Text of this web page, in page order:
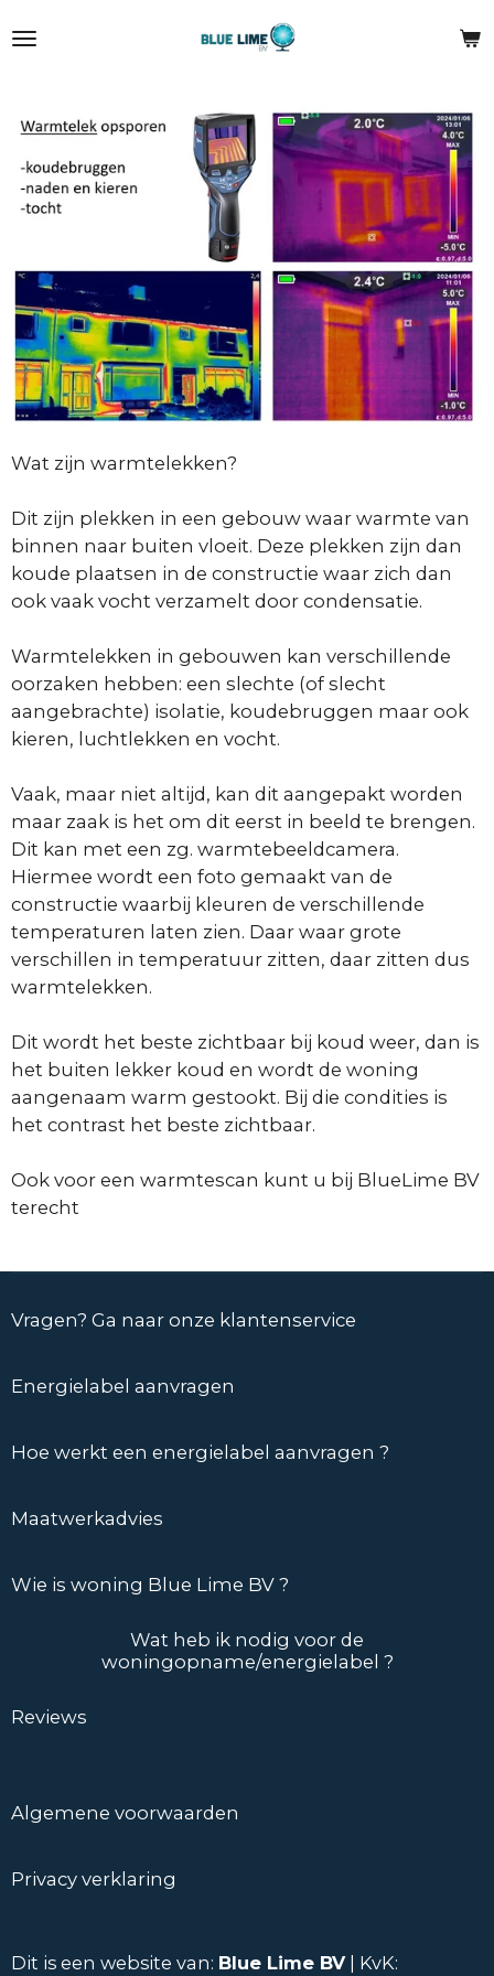
direct
hoofdinhoud
Wat zijn warmtelekken?
Dit zijn plekken in een gebouw waar warmte van
binnen naar buiten vloeit. Deze plekken zijn dan
koude plaatsen in de constructie waar zich dan
ook vaak vocht verzamelt door condensatie.
Warmtelekken in gebouwen kan verschillende
oorzaken hebben: een slechte (of slecht
aangebrachte) isolatie, koudebruggen maar ook
kieren, luchtlekken en vocht.
Vaak, maar niet altijd, kan dit aangepakt worden
maar zaak is het om dit eerst in beeld te brengen.
Dit kan met een zg. warmtebeeldcamera.
Hiermee wordt een foto gemaakt van de
constructie waarbij kleuren de verschillende
temperaturen laten zien. Daar waar grote
verschillen in temperatuur zitten, daar zitten dus
warmtelekken.
Dit wordt het beste zichtbaar bij koud weer, dan is
het buiten lekker koud en wordt de woning
aangenaam warm gestookt. Bij die condities is
het contrast het beste zichtbaar.
Ook voor een warmtescan kunt u bij BlueLime BV
terecht
Vragen? Ga naar onze klantenservice
Energielabel aanvragen
Hoe werkt een energielabel aanvragen ?
Maatwerkadvies
Wie is woning Blue Lime BV ?
Wat heb ik nodig voor de
woningopname/energielabel ?
Reviews
Algemene voorwaarden
Privacy verklaring
Dit is een website van: Blue Lime BV| KvK: